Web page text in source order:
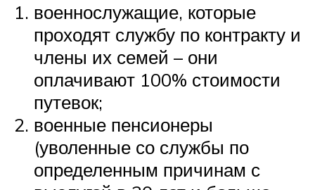
военнослужащие, которые
проходят службу по контракту и
члены их семей – они
оплачивают 100% стоимости
путевок;
военные пенсионеры
(уволенные со службы по
определенным причинам с